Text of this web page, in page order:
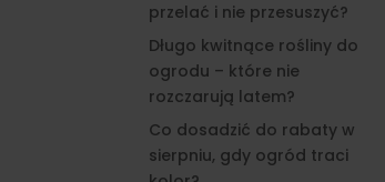
przelać i nie przesuszyć?
Długo kwitnące rośliny do
ogrodu – które nie
rozczarują latem?
Co dosadzić do rabaty w
sierpniu, gdy ogród traci